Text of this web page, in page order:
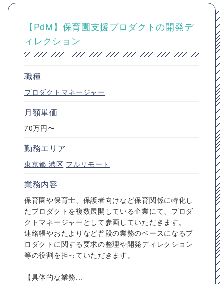
【PdM】保育園支援プロダクトの開発デ
ィレクション
職種
プロダクトマネージャー
月額単価
70万円〜
勤務エリア
東京都 港区 フルリモート
業務内容
保育園や保育士、保護者向けなど保育関係に特化し
たプロダクトを複数展開している企業にて、プロダ
クトマネージャーとして参画していただきます。
連絡帳やおたよりなど普段の業務のベースになるプ
ロダクトに関する要求の整理や開発ディレクション
等の役割を担っていただきます。
【具体的な業務...